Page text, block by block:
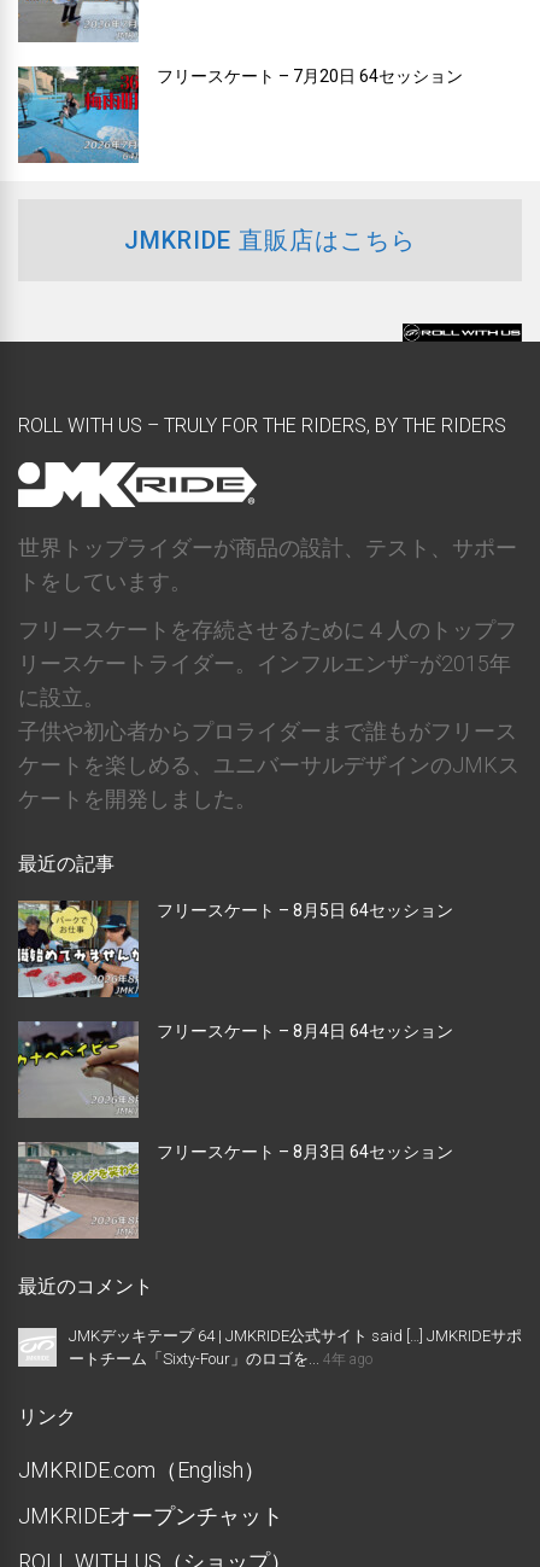
フリースケート – 7月20日 64セッション
JMKRIDE 直販店はこちら
ROLL WITH US – TRULY FOR THE RIDERS, BY THE RIDERS
世界トップライダーが商品の設計、テスト、サポー
トをしています。
フリースケートを存続させるために４人のトップフ
リースケートライダー。インフルエンザｰが2015年
に設立。
子供や初心者からプロライダーまで誰もがフリース
ケートを楽しめる、ユニバーサルデザインのJMKス
ケートを開発しました。
最近の記事
フリースケート – 8月5日 64セッション
フリースケート – 8月4日 64セッション
フリースケート – 8月3日 64セッション
最近のコメント
JMKデッキテープ 64 | JMKRIDE公式サイト said […] JMKRIDEサポ
ートチーム「Sixty-Four」のロゴを...
4年 ago
リンク
JMKRIDE.com（English）
JMKRIDEオープンチャット
ROLL WITH US（ショップ）